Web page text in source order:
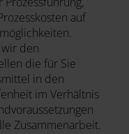
auf
den
die für Sie
in den
im Verhältnis
Zusammenarbeit.